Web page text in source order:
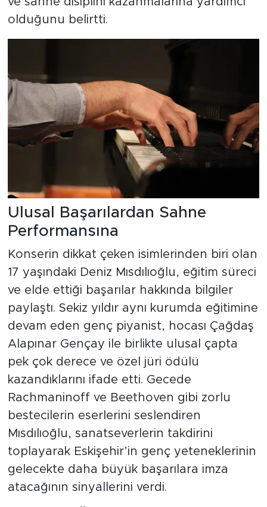
olduğunu belirtti.
Ulusal Başarılardan Sahne
Performansına
Konserin dikkat çeken isimlerinden biri olan
17 yaşındaki Deniz Mısdılıoğlu, eğitim süreci
ve elde ettiği başarılar hakkında bilgiler
paylaştı. Sekiz yıldır aynı kurumda eğitimine
devam eden genç piyanist, hocası Çağdaş
Alapınar Gençay ile birlikte ulusal çapta
pek çok derece ve özel jüri ödülü
kazandıklarını ifade etti. Gecede
Rachmaninoff ve Beethoven gibi zorlu
bestecilerin eserlerini seslendiren
Mısdılıoğlu, sanatseverlerin takdirini
toplayarak Eskişehir’in genç yeteneklerinin
gelecekte daha büyük başarılara imza
atacağının sinyallerini verdi.